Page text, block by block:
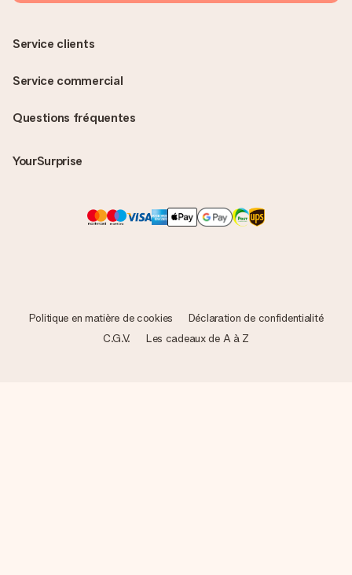
Questions fréquentes
YourSurprise
Service clients
Service commercial
Politique en matière de cookies
Déclaration de confidentialité
C.G.V.
Les cadeaux de A à Z